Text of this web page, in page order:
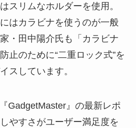
スリムなホルダーを使用。
はカラビナを使うのが一般
・田中陽介氏も「カラビナ
止のために“二重ロック式”を
スしています。
GadgetMaster』の最新レポ
やすさがユーザー満足度を